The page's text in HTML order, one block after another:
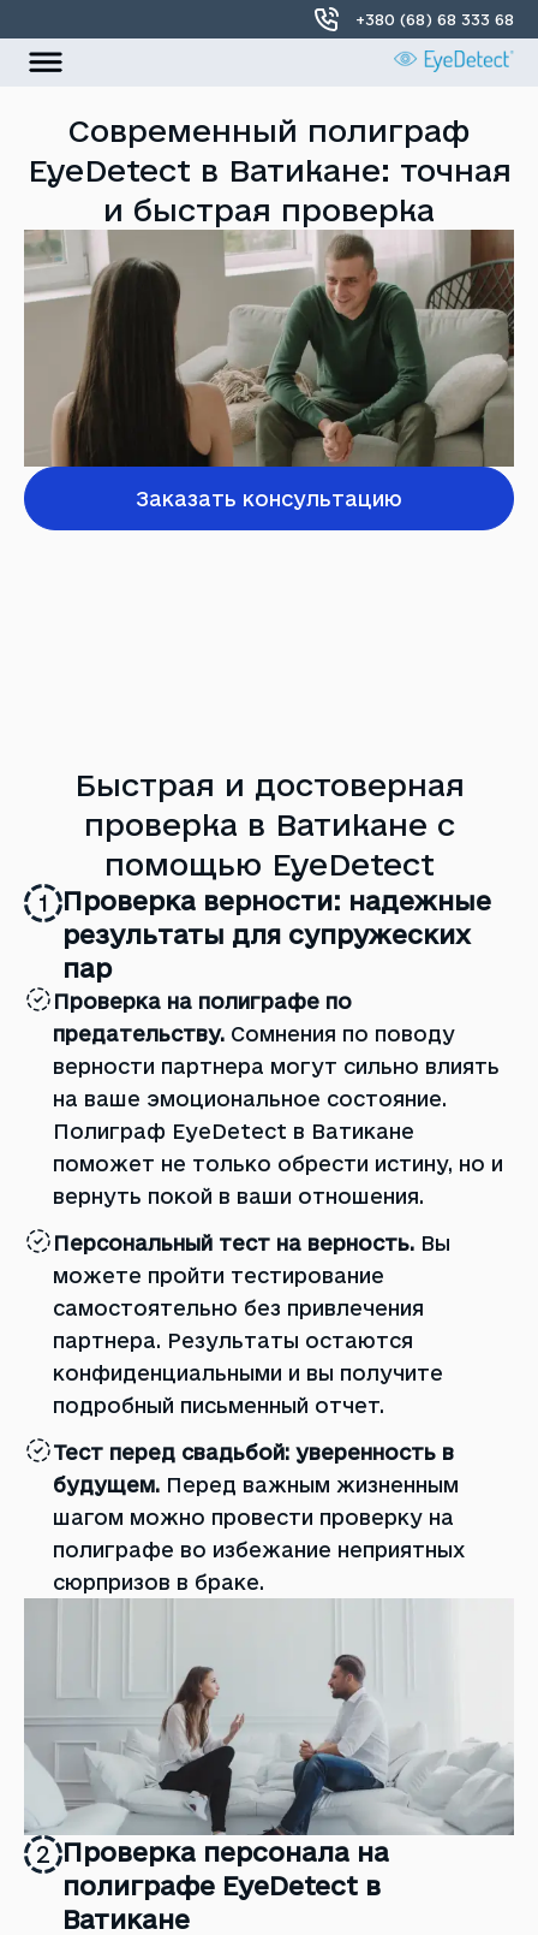
+380 (68) 68 333 68
Главная
О нас
Локации
Контакты
Современный полиграф
EyeDetect в Ватикане: точная
и быстрая проверка
Заказать консультацию
Быстрая и достоверная
проверка в Ватикане с
помощью EyeDetect
1
Проверка верности: надежные
результаты для супружеских
пар
Проверка на полиграфе по
предательству. Сомнения по поводу
верности партнера могут сильно влиять
на ваше эмоциональное состояние.
Полиграф EyeDetect в Ватикане
поможет не только обрести истину, но и
вернуть покой в ​​ваши отношения.
Персональный тест на верность. Вы
можете пройти тестирование
самостоятельно без привлечения
партнера. Результаты остаются
конфиденциальными и вы получите
подробный письменный отчет.
Тест перед свадьбой: уверенность в
будущем. Перед важным жизненным
шагом можно провести проверку на
полиграфе во избежание неприятных
сюрпризов в браке.
2 Проверка персонала на
полиграфе EyeDetect в
Ватикане